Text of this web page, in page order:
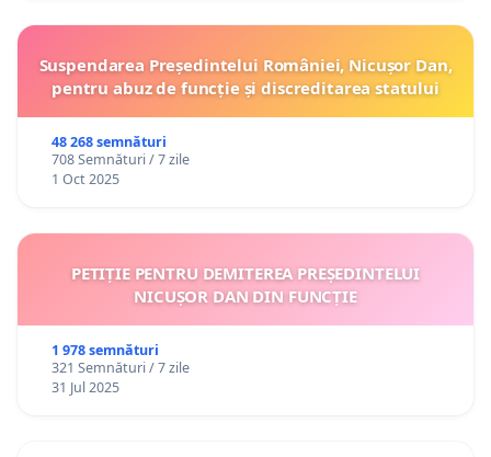
Suspendarea Președintelui României, Nicușor Dan,
pentru abuz de funcție și discreditarea statului
48 268 semnături
708 Semnături / 7 zile
1 Oct 2025
PETIȚIE PENTRU DEMITEREA PREȘEDINTELUI
NICUȘOR DAN DIN FUNCȚIE
1 978 semnături
321 Semnături / 7 zile
31 Jul 2025